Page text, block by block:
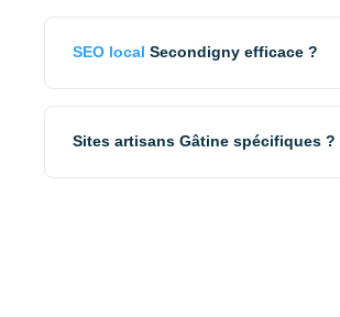
possible si urgence lancement.
SEO local Secondigny efficace ?
locaux. Visibilité bourg + territoire
Sites artisans Gâtine spécifiques ?